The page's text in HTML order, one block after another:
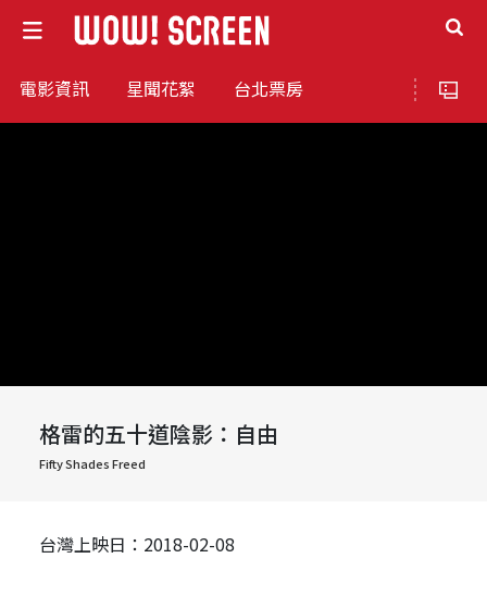
電影資訊 星聞花絮 台北票房
格雷的五十道陰影：自由
Fifty Shades Freed
台灣上映日：2018-02-08